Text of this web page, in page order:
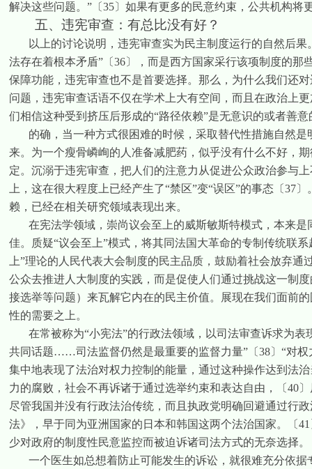
解决这些问题。”〔35〕 如果有更多的民意约束，公共机构将
五、违宪审查：有总比没有好？
以上的讨论说明，违宪审查实为民主制度运行的自然后
法存在着根本矛盾”〔36〕
，而是西方国家采行该项制度的
保障功能，违宪审查也不是首要选择。那么，为什么我们还
问题，违宪审查话语不仅在学术上大有空间，而且在政治上
们相信这种受到挤压后形成的“路径依赖”是无意识的或者善意
的确，当一种方式很困难的时候，采取替代性措施自然
来。 为一个瘦骨嶙峋的人准备减肥药，似乎没有什么不好，
定。沉溺于违宪审查，把人们的注意力从促进公众政治参与
上，这在很大程度上已经产生了“禁区”变“误区”的事态〔37〕
赖，已经在相关研究领域表现出来。
在宪法学领域，崇尚议会至上的威斯敏斯特模式，本来
佳。质疑“议会至上”模式，将其同法国大革命的专制传统联
上”理论的人民代表大会制度的民主品质，鼓励着社会放弃
公众去推进人大制度的实践，而是促使人们通过挑战这一制
接选举等问题）来瓦解它内在的民主价值。展现在我们面前
性的需要之上。
在常被称为“小宪法”的行政法领域，以司法审查诉求为
共同话题……司法监督仍然是最重要的监督力量”〔38〕 “对
集中地表现了法治对权力控制的能量，通过这种操作达到法
力的腐败，社会不再诉诸于通过选举约束和表达自由，
〔40〕
尽管我国并没有行政法治传统，而且执政党明确回避通过行
法》，早于同为亚洲国家的日本和韩国这两个法治国家。
〔41
少对政府的制度性民意监控而被迫诉诸司法方式的无奈选择。
一个医生如总想着防止可能发生的诉讼，就很难充分依